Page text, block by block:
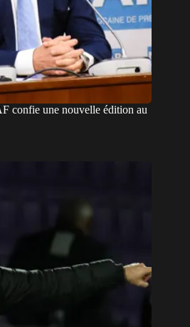
confie une nouvelle édition au